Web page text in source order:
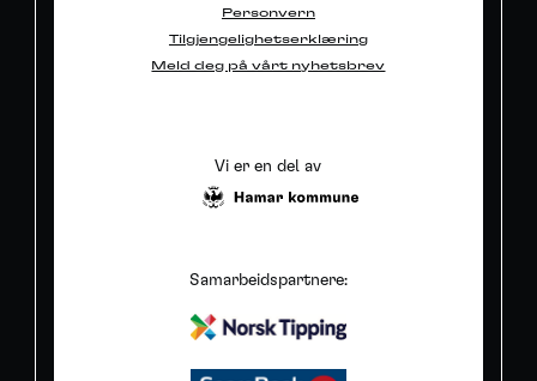
Personvern
Tilgjengelighetserklæring
Meld deg på vårt nyhetsbrev
Vi er en del av
Samarbeidspartnere: